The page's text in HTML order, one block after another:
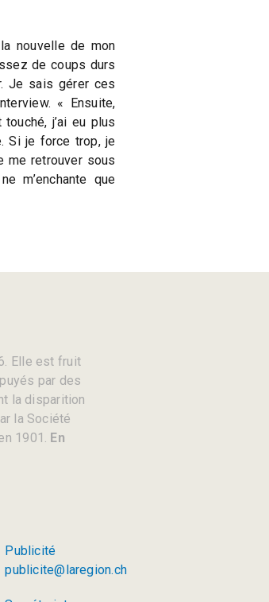
nouvelle de mon
de coups durs
Je sais gérer ces
« Ensuite,
j’ai eu plus
Si je force trop, je
me retrouver sous
m’enchante que
Elle est fruit
par des
la disparition
la Société
1901. En
Publicité
publicite@laregion.ch